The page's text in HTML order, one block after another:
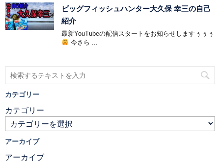
ビッグフィッシュハンター大久保 幸三の自己
紹介
最新YouTubeの配信スタートをお知らせしますぅぅぅ
今さら ...
カテゴリー
カテゴリー
アーカイブ
アーカイブ